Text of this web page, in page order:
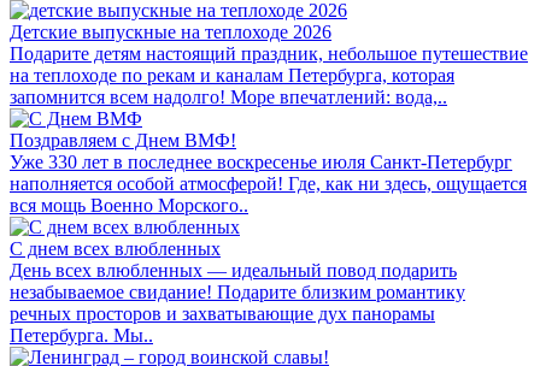
Детские выпускные на теплоходе 2026
Подарите детям настоящий праздник, небольшое путешествие
на теплоходе по рекам и каналам Петербурга, которая
запомнится всем надолго! Море впечатлений: вода,..
Поздравляем с Днем ВМФ!
Уже 330 лет в последнее воскресенье июля Санкт-Петербург
наполняется особой атмосферой! Где, как ни здесь, ощущается
вся мощь Военно Морского..
С днем всех влюбленных
День всех влюбленных — идеальный повод подарить
незабываемое свидание! Подарите близким романтику
речных просторов и захватывающие дух панорамы
Петербурга. Мы..